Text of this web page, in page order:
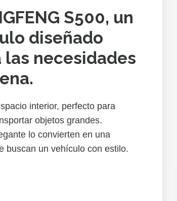
S500, un
diseñado
las necesidades
interior, perfecto para
objetos grandes.
lo convierten en una
buscan un vehículo con estilo.